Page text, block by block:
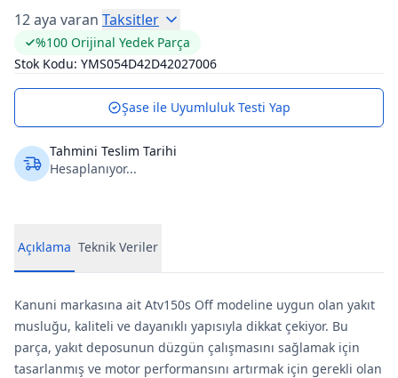
12 aya varan Taksitler
%100 Orijinal Yedek Parça
Stok Kodu: YMS054D42D42027006
Şase ile Uyumluluk Testi Yap
Tahmini Teslim Tarihi
Hesaplanıyor...
Açıklama Teknik Veriler
Kanuni markasına ait Atv150s Off modeline uygun olan yakıt
musluğu, kaliteli ve dayanıklı yapısıyla dikkat çekiyor. Bu
parça, yakıt deposunun düzgün çalışmasını sağlamak için
tasarlanmış ve motor performansını artırmak için gerekli olan